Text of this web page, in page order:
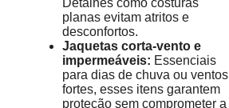
planas evitam atritos e
desconfortos.
Jaquetas corta-vento e
impermeáveis: Essenciais
para dias de chuva ou ventos
fortes, esses itens garantem
proteção sem comprometer a